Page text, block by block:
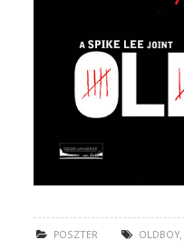
POSZTER OLDBOY,